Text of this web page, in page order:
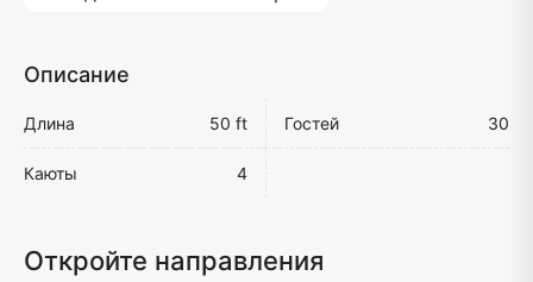
Описание
Длина 50 ft Гостей 30
Каюты 4
Откройте направления